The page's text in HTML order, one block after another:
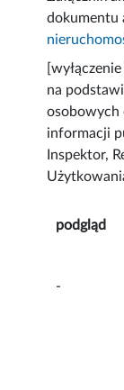
dokumentu
na
osobowych
informacji
Inspektor,
podgląd
-